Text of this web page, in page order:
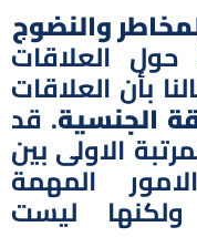
والنضوج
العلاقات
بأن العلاقات
الجنسية. قد
الاولى بين
المهمة
ليست